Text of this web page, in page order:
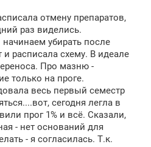
отмену препаратов,
раз виделись.
убирать после
и расписала схему. В идеале
Про мазню -
только на проге.
весь первый семестр
сегодня легла в
прог 1% и всё. Сказали,
- нет оснований для
- я согласилась. Т.к.